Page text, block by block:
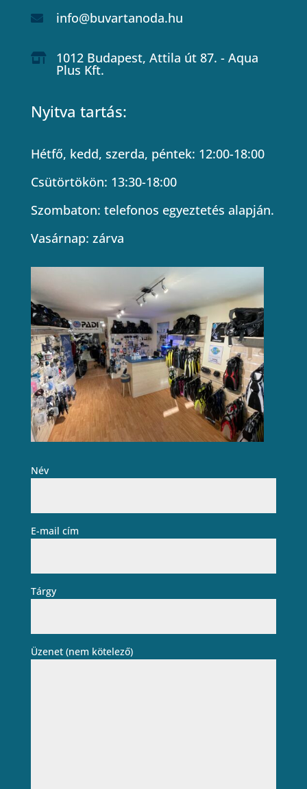
 info@buvartanoda.hu
 1012 Budapest, Attila út 87. - Aqua
Plus Kft.
Nyitva tartás:
Hétfő, kedd, szerda, péntek: 12:00-18:00
Csütörtökön: 13:30-18:00
Szombaton: telefonos egyeztetés alapján.
Vasárnap: zárva
Név
E-mail cím
Tárgy
Üzenet (nem kötelező)